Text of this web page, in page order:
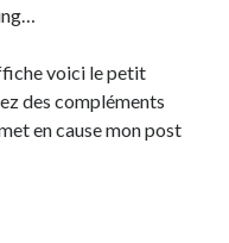
voici le petit
des compléments
en cause mon post